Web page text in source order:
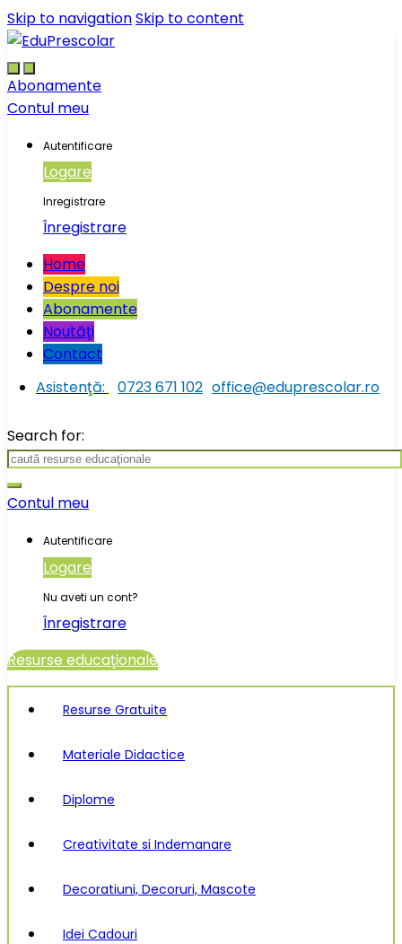
Skip to navigationSkip to content
Abonamente
Contul meu
Autentificare
Logare
Inregistrare
Înregistrare
Home
Despre noi
Abonamente
Noutăţi
Contact
Asistenţă:
0723 671 102 office@eduprescolar.ro
Search for:
Contul meu
Autentificare
Logare
Nu aveti un cont?
Înregistrare
Resurse educaţionale
Resurse Gratuite
Materiale Didactice
Diplome
Creativitate si Indemanare
Decoratiuni, Decoruri, Mascote
Idei Cadouri